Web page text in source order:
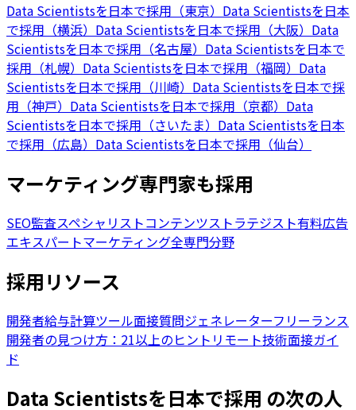
Data Scientistsを日本で採用（東京） Data Scientistsを日本
で採用（横浜） Data Scientistsを日本で採用（大阪） Data
Scientistsを日本で採用（名古屋） Data Scientistsを日本で
採用（札幌） Data Scientistsを日本で採用（福岡） Data
Scientistsを日本で採用（川崎） Data Scientistsを日本で採
用（神戸） Data Scientistsを日本で採用（京都） Data
Scientistsを日本で採用（さいたま） Data Scientistsを日本
で採用（広島） Data Scientistsを日本で採用（仙台）
マーケティング専門家も採用
SEO監査スペシャリストコンテンツストラテジスト有料広告
エキスパートマーケティング全専門分野
採用リソース
開発者給与計算ツール面接質問ジェネレーターフリーランス
開発者の見つけ方：21以上のヒント リモート技術面接ガイ
ド
Data Scientistsを日本で採用 の次の人